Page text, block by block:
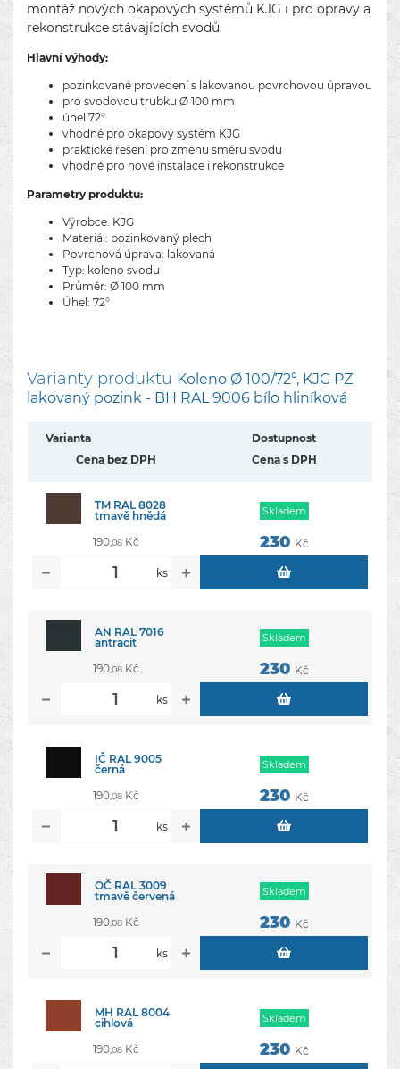
montáž nových okapových systémů KJG i pro opravy a
rekonstrukce stávajících svodů.
Hlavní výhody:
pozinkované provedení s lakovanou povrchovou úpravou
pro svodovou trubku Ø 100 mm
úhel 72°
vhodné pro okapový systém KJG
praktické řešení pro změnu směru svodu
vhodné pro nové instalace i rekonstrukce
Parametry produktu:
Výrobce: KJG
Materiál: pozinkovaný plech
Povrchová úprava: lakovaná
Typ: koleno svodu
Průměr: Ø 100 mm
Úhel: 72°
Varianty produktu Koleno Ø 100/72°, KJG PZ
lakovaný pozink - BH RAL 9006 bílo hliníková
Varianta
Dostupnost
Cena bez DPH
Cena s DPH
TM RAL 8028
tmavě hnědá
Skladem
190,08 Kč 230 Kč
ks
AN RAL 7016
antracit
Skladem
190,08 Kč 230 Kč
ks
IČ RAL 9005
černá
Skladem
190,08 Kč 230 Kč
ks
OČ RAL 3009
tmavě červená
Skladem
190,08 Kč 230 Kč
ks
MH RAL 8004
cihlová
Skladem
190,08 Kč 230 Kč